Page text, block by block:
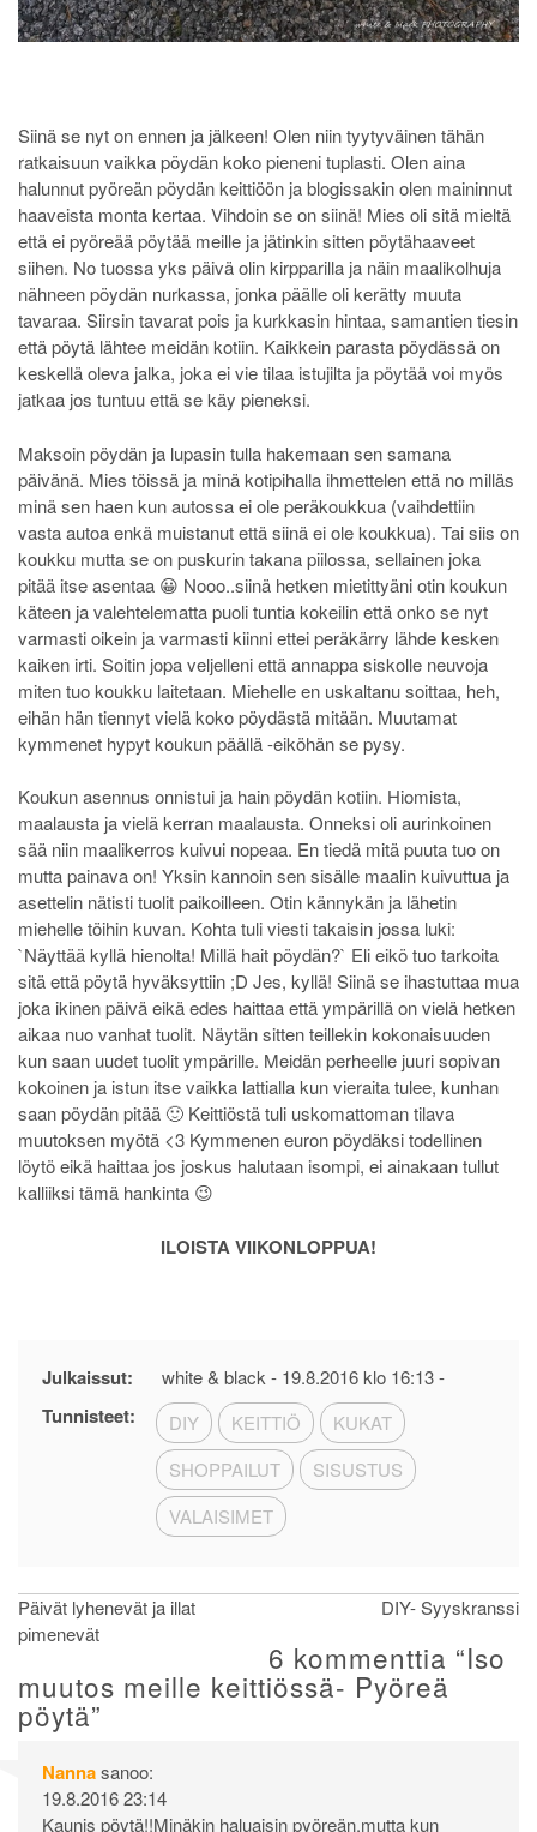
Siinä se nyt on ennen ja jälkeen! Olen niin tyytyväinen tähän
ratkaisuun vaikka pöydän koko pieneni tuplasti. Olen aina
halunnut pyöreän pöydän keittiöön ja blogissakin olen maininnut
haaveista monta kertaa. Vihdoin se on siinä! Mies oli sitä mieltä
että ei pyöreää pöytää meille ja jätinkin sitten pöytähaaveet
siihen. No tuossa yks päivä olin kirpparilla ja näin maalikolhuja
nähneen pöydän nurkassa, jonka päälle oli kerätty muuta
tavaraa. Siirsin tavarat pois ja kurkkasin hintaa, samantien tiesin
että pöytä lähtee meidän kotiin. Kaikkein parasta pöydässä on
keskellä oleva jalka, joka ei vie tilaa istujilta ja pöytää voi myös
jatkaa jos tuntuu että se käy pieneksi.
Maksoin pöydän ja lupasin tulla hakemaan sen samana
päivänä. Mies töissä ja minä kotipihalla ihmettelen että no milläs
minä sen haen kun autossa ei ole peräkoukkua (vaihdettiin
vasta autoa enkä muistanut että siinä ei ole koukkua). Tai siis on
koukku mutta se on puskurin takana piilossa, sellainen joka
pitää itse asentaa 😀 Nooo..siinä hetken mietittyäni otin koukun
käteen ja valehtelematta puoli tuntia kokeilin että onko se nyt
varmasti oikein ja varmasti kiinni ettei peräkärry lähde kesken
kaiken irti. Soitin jopa veljelleni että annappa siskolle neuvoja
miten tuo koukku laitetaan. Miehelle en uskaltanu soittaa, heh,
eihän hän tiennyt vielä koko pöydästä mitään. Muutamat
kymmenet hypyt koukun päällä -eiköhän se pysy.
Koukun asennus onnistui ja hain pöydän kotiin. Hiomista,
maalausta ja vielä kerran maalausta. Onneksi oli aurinkoinen
sää niin maalikerros kuivui nopeaa. En tiedä mitä puuta tuo on
mutta painava on! Yksin kannoin sen sisälle maalin kuivuttua ja
asettelin nätisti tuolit paikoilleen. Otin kännykän ja lähetin
miehelle töihin kuvan. Kohta tuli viesti takaisin jossa luki:
`Näyttää kyllä hienolta! Millä hait pöydän?` Eli eikö tuo tarkoita
sitä että pöytä hyväksyttiin ;D Jes, kyllä! Siinä se ihastuttaa mua
joka ikinen päivä eikä edes haittaa että ympärillä on vielä hetken
aikaa nuo vanhat tuolit. Näytän sitten teillekin kokonaisuuden
kun saan uudet tuolit ympärille. Meidän perheelle juuri sopivan
kokoinen ja istun itse vaikka lattialla kun vieraita tulee, kunhan
saan pöydän pitää 🙂 Keittiöstä tuli uskomattoman tilava
muutoksen myötä <3 Kymmenen euron pöydäksi todellinen
löytö eikä haittaa jos joskus halutaan isompi, ei ainakaan tullut
kalliiksi tämä hankinta 😉
ILOISTA VIIKONLOPPUA!
Julkaissut: white & black - 19.8.2016 klo 16:13-
Tunnisteet: DIY KEITTIÖ
KUKAT
SHOPPAILUT
SISUSTUS
VALAISIMET
Artikkelien
selaus
Päivät lyhenevät ja illat
pimenevät
DIY- Syyskranssi
6 kommenttia “Iso
muutos meille keittiössä- Pyöreä
pöytä”
Nannasanoo:
19.8.2016 23:14
Kaunis pöytä!!Minäkin haluaisin pyöreän,mutta kun